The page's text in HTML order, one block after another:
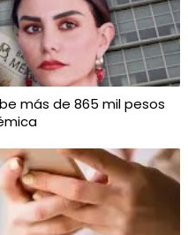
más de 865 mil pesos